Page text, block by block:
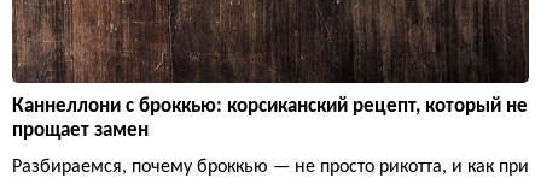
Каннеллони с броккью: корсиканский рецепт, который не
прощает замен
Разбираемся, почему броккью — не просто рикотта, и как при